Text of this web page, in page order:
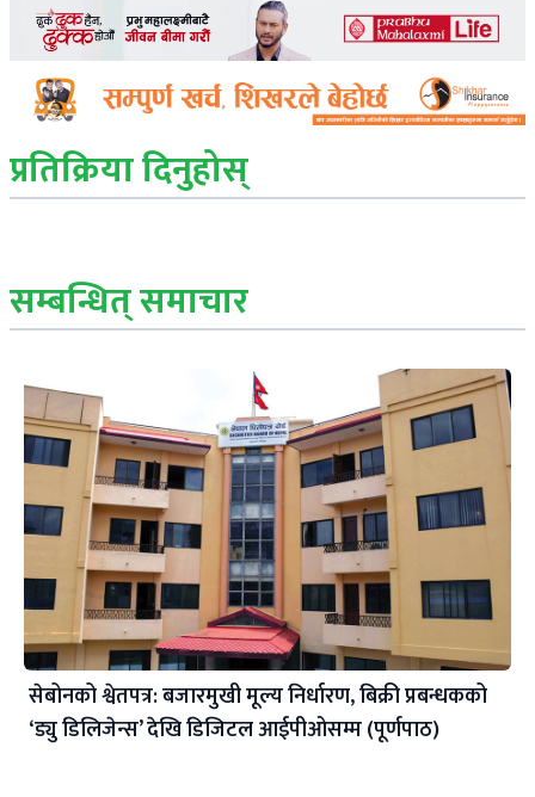
प्रतिक्रिया दिनुहोस्
सम्बन्धित् समाचार
सेबोनको श्वेतपत्र: बजारमुखी मूल्य निर्धारण, बिक्री प्रबन्धकको
‘ड्यु डिलिजेन्स’ देखि डिजिटल आईपीओसम्म (पूर्णपाठ)